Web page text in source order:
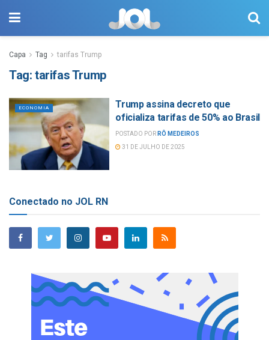
Capa Tag tarifas Trump
Tag: tarifas Trump
ECONOMIA
Trump assina decreto que
oficializa tarifas de 50% ao Brasil
POSTADO POR RÔ MEDEIROS
31 DE JULHO DE 2025
Conectado no JOL RN